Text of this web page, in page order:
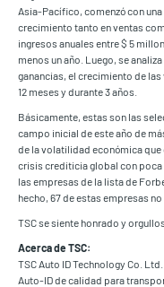
Asia-Pacífico, comenzó con
crecimiento tanto en ventas
ingresos anuales entre $ 5
menos un año. Luego, se
ganancias, el crecimiento de
12 meses y durante 3 años.
Básicamente, estas son las
campo inicial de este año de
de la volatilidad económica que
crisis crediticia global con poca
las empresas de la lista de
hecho, 67 de estas empresas
TSC se siente honrado y
Acerca de TSC:
TSC Auto ID Technology Co.
Auto-ID de calidad para